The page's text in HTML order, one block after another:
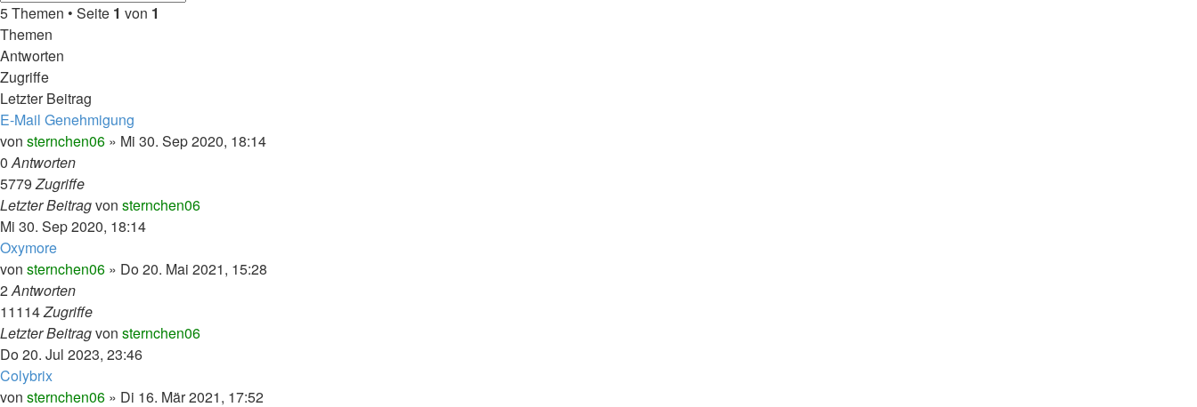
5 Themen • Seite 1 von 1
Themen
Antworten
Zugriffe
Letzter Beitrag
E-Mail Genehmigung
von sternchen06 » Mi 30. Sep 2020, 18:14
0Antworten
5779Zugriffe
Letzter Beitragvon sternchen06
Mi 30. Sep 2020, 18:14
Oxymore
von sternchen06 » Do 20. Mai 2021, 15:28
2Antworten
11114Zugriffe
Letzter Beitragvon sternchen06
Do 20. Jul 2023, 23:46
Colybrix
von sternchen06 » Di 16. Mär 2021, 17:52